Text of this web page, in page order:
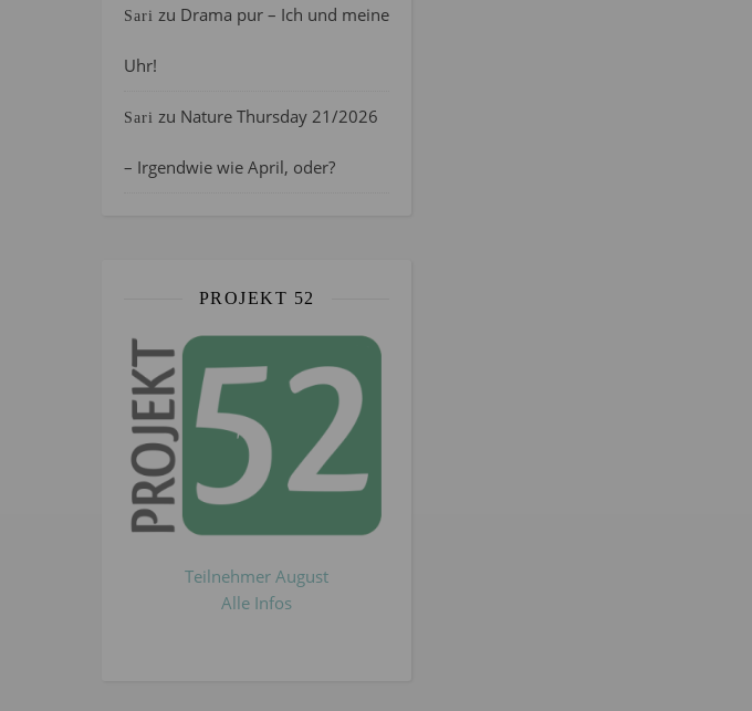
Sari zu Drama pur – Ich und meine
Uhr!
Sari zu Nature Thursday 21/2026
– Irgendwie wie April, oder?
PROJEKT 52
Teilnehmer August
Alle Infos